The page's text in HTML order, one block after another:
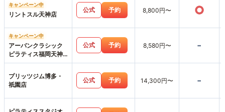
キャンペーン中
リントスル天神店
公式 予約 8,800円〜 ○
キャンペーン中
アーバンクラシック
ピラティス福岡天神
店
公式 予約 8,580円〜 -
プリッツジム博多・
祇園店
公式 予約 14,300円〜 -